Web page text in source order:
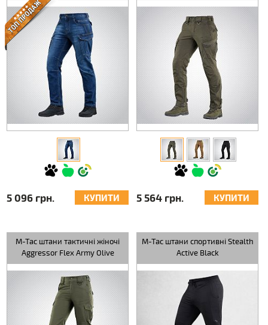
5 096 грн. КУПИТИ 5 564 грн. КУПИТИ
M-Tac штани тактичні жіночі
Aggressor Flex Army Olive
M-Tac штани спортивні Stealth
Active Black